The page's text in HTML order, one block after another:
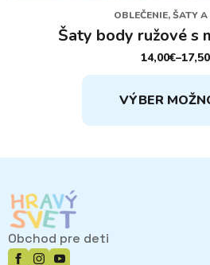
OBLEČENIE, ŠATY
Šaty body ružové s
14,00€–17,50
VÝBER
Tento
produkt
má
variantov.
vybrať
Obchod pre deti